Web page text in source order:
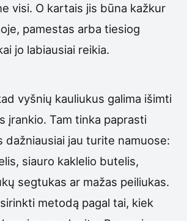
visi. O kartais jis būna kažkur
pamestas arba tiesiog
jo labiausiai reikia.
vyšnių kauliukus galima išimti
įrankio. Tam tinka paprasti
dažniausiai jau turite namuose:
siauro kaklelio butelis,
segtukas ar mažas peiliukas.
metodą pagal tai, kiek